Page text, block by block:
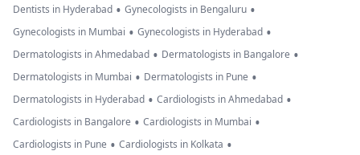
Dentists in Hyderabad • Gynecologists in Bengaluru •
Gynecologists in Mumbai • Gynecologists in Hyderabad •
Dermatologists in Ahmedabad • Dermatologists in Bangalore •
Dermatologists in Mumbai • Dermatologists in Pune •
Dermatologists in Hyderabad • Cardiologists in Ahmedabad •
Cardiologists in Bangalore • Cardiologists in Mumbai •
Cardiologists in Pune • Cardiologists in Kolkata •